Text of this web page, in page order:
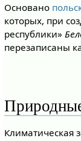
Основано
которых, при
республики»
перезаписаны
Климатическая